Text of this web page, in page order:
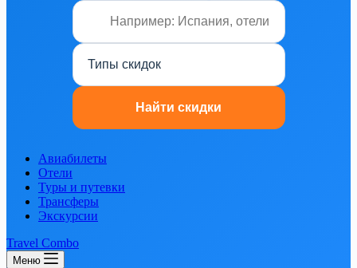
Авиабилеты
Отели
Туры и путевки
Трансферы
Экскурсии
Travel Combo
Меню